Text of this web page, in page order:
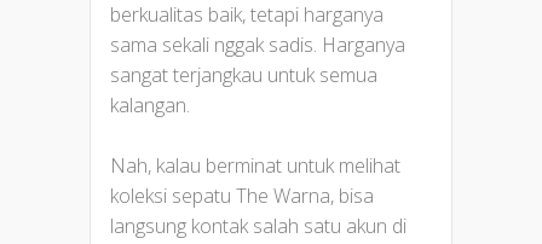
berkualitas baik, tetapi harganya
sama sekali nggak sadis. Harganya
sangat terjangkau untuk semua
kalangan.
Nah, kalau berminat untuk melihat
koleksi sepatu The Warna, bisa
langsung kontak salah satu akun di